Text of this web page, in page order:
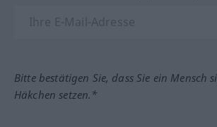
Bitte bestätigen Sie, dass Sie ein Mensch
Häkchen setzen.*